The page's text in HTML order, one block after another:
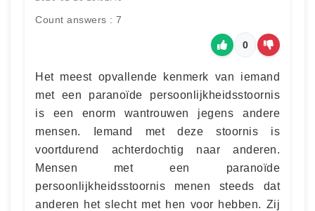
Count answers : 7
0
Het meest opvallende kenmerk van iemand
met een paranoïde persoonlijkheidsstoornis
is een enorm wantrouwen jegens andere
mensen. Iemand met deze stoornis is
voortdurend achterdochtig naar anderen.
Mensen met een paranoïde
persoonlijkheidsstoornis menen steeds dat
anderen het slecht met hen voor hebben. Zij